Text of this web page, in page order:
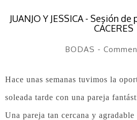
JUANJO Y JESSICA - Sesión
CÁCERES
BODAS -
Hace unas semanas tuvimos la
soleada tarde con una pareja
Una pareja tan cercana y